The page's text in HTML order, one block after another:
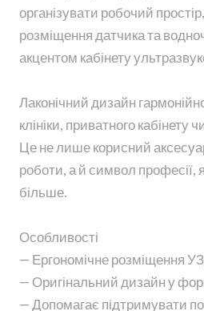
організувати робочий
розміщення датчика та
акцентом кабінету
Лаконічний дизайн
клініки, приватного кабінету
Це не лише корисний
роботи, а й символ професії,
більше.
Особливості
— Ергономічне розміщення
— Оригінальний дизайн у
— Допомагає підтримувати